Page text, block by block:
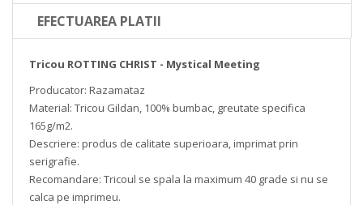
EFECTUAREA PLATII
Tricou ROTTING CHRIST - Mystical Meeting
Producator: Razamataz
Material: Tricou Gildan, 100% bumbac, greutate specifica
165g/m2.
Descriere: produs de calitate superioara, imprimat prin
serigrafie.
Recomandare: Tricoul se spala la maximum 40 grade si nu se
calca pe imprimeu.